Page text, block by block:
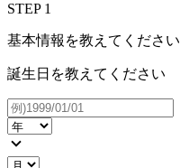
STEP 1
基本情報を教えてください
誕生日を教えてください